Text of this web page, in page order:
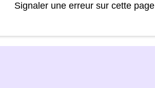
Signaler une erreur sur cette page